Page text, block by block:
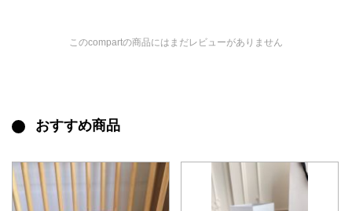
このcompartの商品にはまだレビューがありません
おすすめ商品